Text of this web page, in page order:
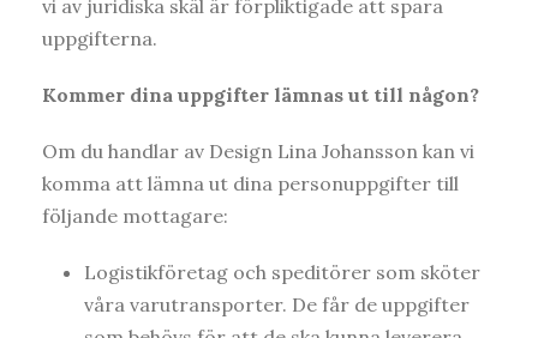
vi av juridiska skäl är förpliktigade att spara
uppgifterna.
Kommer dina uppgifter lämnas ut till någon?
Om du handlar av Design Lina Johansson kan vi
komma att lämna ut dina personuppgifter till
följande mottagare:
Logistikföretag och speditörer som sköter
våra varutransporter. De får de uppgifter